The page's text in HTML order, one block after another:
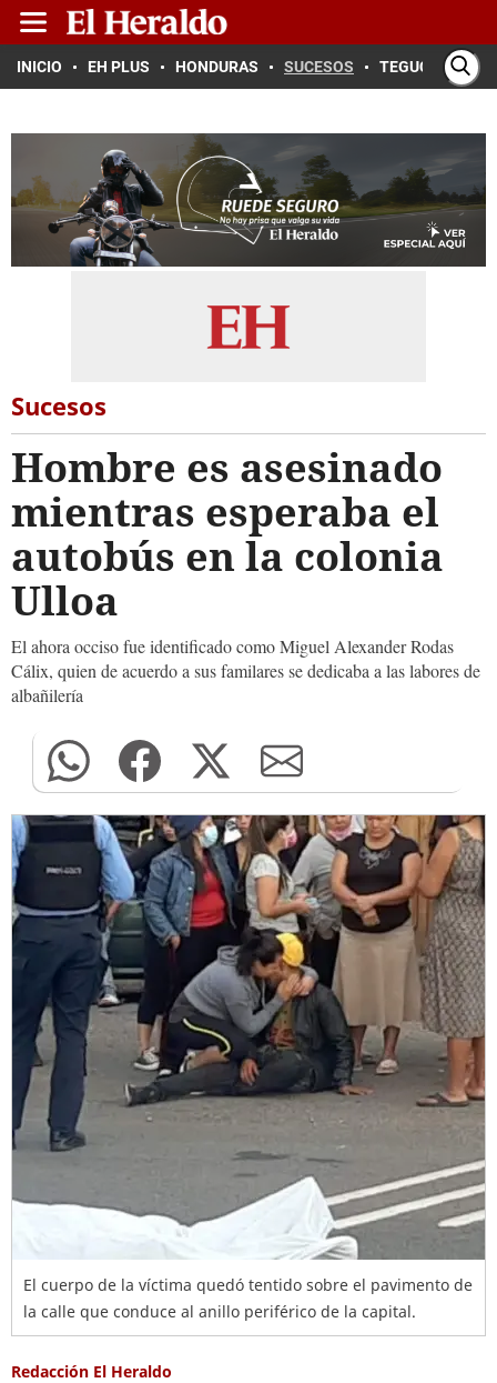
INICIO EH PLUS HONDURAS SUCESOS TEGUCIGALPA
Sucesos
Hombre es asesinado
mientras esperaba el
autobús en la colonia
Ulloa
El ahora occiso fue identificado como Miguel Alexander Rodas
Cálix, quien de acuerdo a sus familares se dedicaba a las labores de
albañilería
El cuerpo de la víctima quedó tentido sobre el pavimento de
la calle que conduce al anillo periférico de la capital.
Redacción El Heraldo